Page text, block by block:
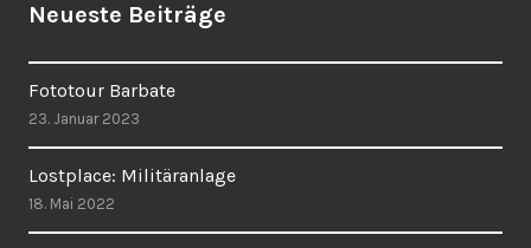
Neueste Beiträge
Fototour Barbate
23. Januar 2023
Lostplace: Militäranlage
18. Mai 2022